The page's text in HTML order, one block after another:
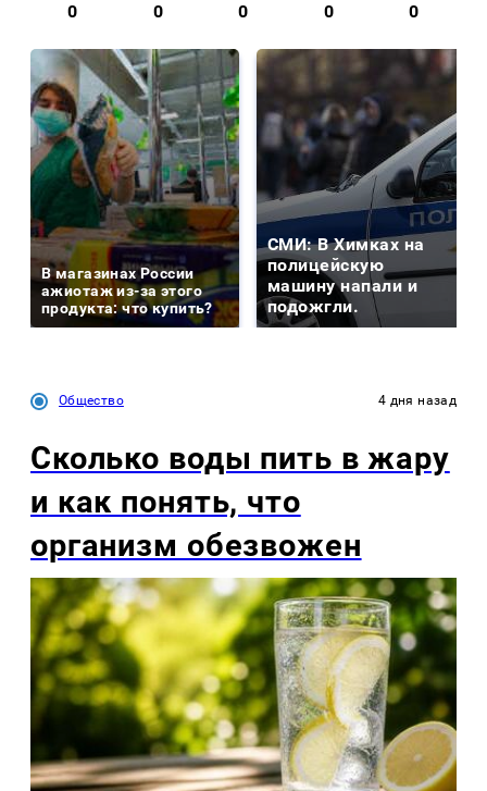
0 0 0 0 0
В магазинах России
ажиотаж из-за этого
продукта: что купить?
СМИ: В Химках на
полицейскую
машину напали и
подожгли.
Общество 4 дня назад
Сколько воды пить в жару
и как понять, что
организм обезвожен